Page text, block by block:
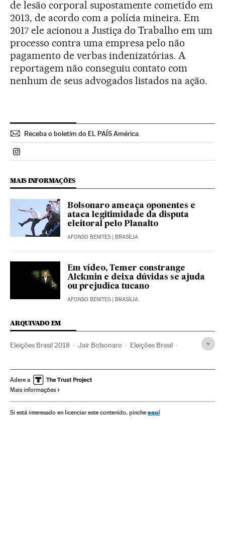
de lesão corporal supostamente cometido em
2013, de acordo com a polícia mineira. Em
2017 ele acionou a Justiça do Trabalho em um
processo contra uma empresa pelo não
pagamento de verbas indenizatórias. A
reportagem não conseguiu contato com
nenhum de seus advogados listados na ação.
Receba o boletim do EL PAÍS América
Politica El País Brasil en Instagram
MAIS INFORMAÇÕES
Bolsonaro ameaça oponentes e
ataca legitimidade da disputa
eleitoral pelo Planalto
AFONSO BENITES | BRASÍLIA
Em vídeo, Temer constrange
Alckmin e deixa dúvidas se ajuda
ou prejudica tucano
AFONSO BENITES | BRASÍLIA
ARQUIVADO EM
Eleições Brasil 2018 Jair Bolsonaro Eleições Brasil
Adere a
Mais informações
Si está interesado en licenciar este contenido, pinche aquí